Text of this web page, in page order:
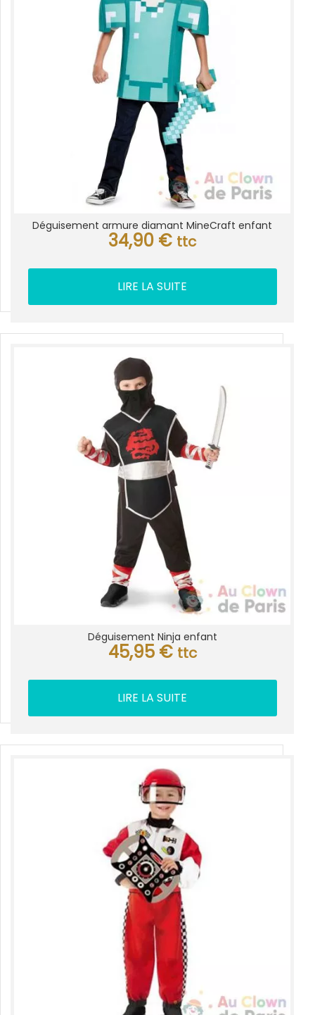
Déguisement armure diamant MineCraft enfant
34,90 € ttc
LIRE LA SUITE
Déguisement Ninja enfant
45,95 € ttc
LIRE LA SUITE